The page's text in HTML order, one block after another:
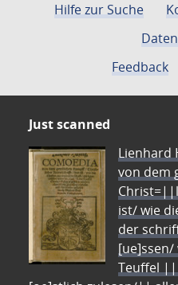
Hilfe zur Suche
Feedback
Just scanned
Lienhard
von dem
ist/ wie
der
Teuffel ||